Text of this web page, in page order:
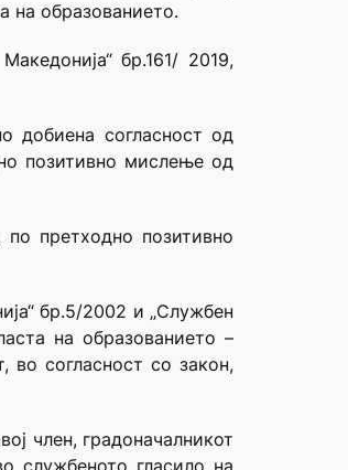
на образованието.
бр.161/ 2019,
добиена согласност од
позитивно мислење од
претходно позитивно
бр.5/2002 и „Службен
на образованието –
согласност со закон,
член, градоначалникот